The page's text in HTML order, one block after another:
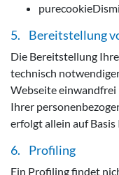
5. Bereitstellung
Die Bereitstellung
technisch
Webseite
Ihrer
erfolgt allein auf
6. Profiling
Ein Profiling findet